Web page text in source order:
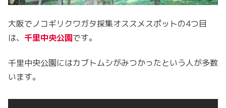
大阪でノコギリクワガタ採集オススメスポットの4つ目
は、 千里中央公園です。
千里中央公園にはカブトムシがみつかったという人が多数
います。